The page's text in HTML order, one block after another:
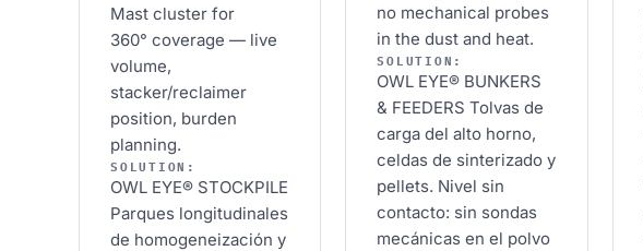
Mast cluster for
360° coverage — live
volume,
stacker/reclaimer
position, burden
planning.
SOLUTION:
OWL EYE® STOCKPILE
Parques longitudinales
de homogeneización y
no mechanical probes
in the dust and heat.
SOLUTION:
OWL EYE® BUNKERS
& FEEDERSTolvas de
carga del alto horno,
celdas de sinterizado y
pellets. Nivel sin
contacto: sin sondas
mecánicas en el polvo